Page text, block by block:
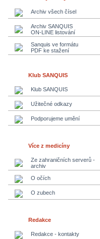
Archiv všech čísel
Archiv SANQUIS
ON-LINE listování
Sanquis ve formátu
PDF ke stažení
Klub SANQUIS
Klub SANQUIS
Užitečné odkazy
Podporujeme umění
Více z medicíny
Ze zahraničních serverů -
archiv
O očích
O zubech
Redakce
Redakce - kontakty